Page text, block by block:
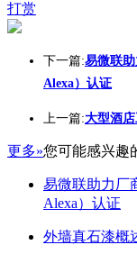
打赏
下一篇:易微联
Alexa）认证
上一篇:大型酒
更多»您可能感兴趣
易微联助力厂
Alexa）认证
外墙真石漆概